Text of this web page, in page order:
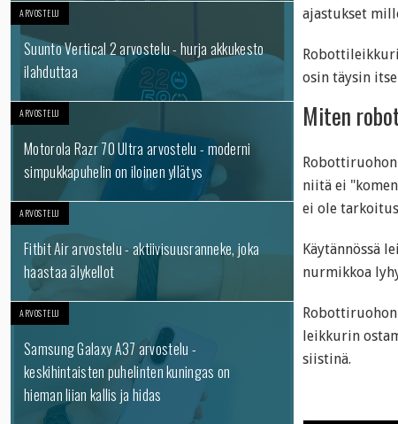
ARVOSTELU
Suunto Vertical 2 arvostelu - hurja akkukesto
ilahduttaa
ARVOSTELU
Motorola Razr 70 Ultra arvostelu - moderni
simpukkapuhelin on iloinen yllätys
ARVOSTELU
Fitbit Air arvostelu - aktiivisuusranneke, joka
haastaa älykellot
ARVOSTELU
Samsung Galaxy A37 arvostelu -
keskihintaisten puhelinten kuningas on
hieman liian kallis ja hidas
ajastukset
osin täysin
Miten
niitä ei
ei ole
Käytännössä
nurmikkoa
leikkurin
siistinä.